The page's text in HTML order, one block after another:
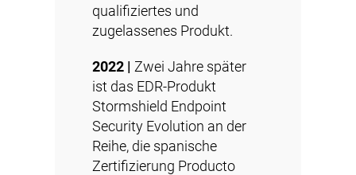
qualifiziertes und
zugelassenes Produkt.
2022 | Zwei Jahre später
ist das EDR-Produkt
Stormshield Endpoint
Security Evolution an der
Reihe, die spanische
Zertifizierung Producto